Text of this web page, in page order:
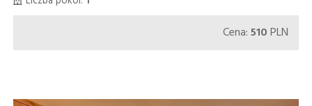
Cena:510PLN